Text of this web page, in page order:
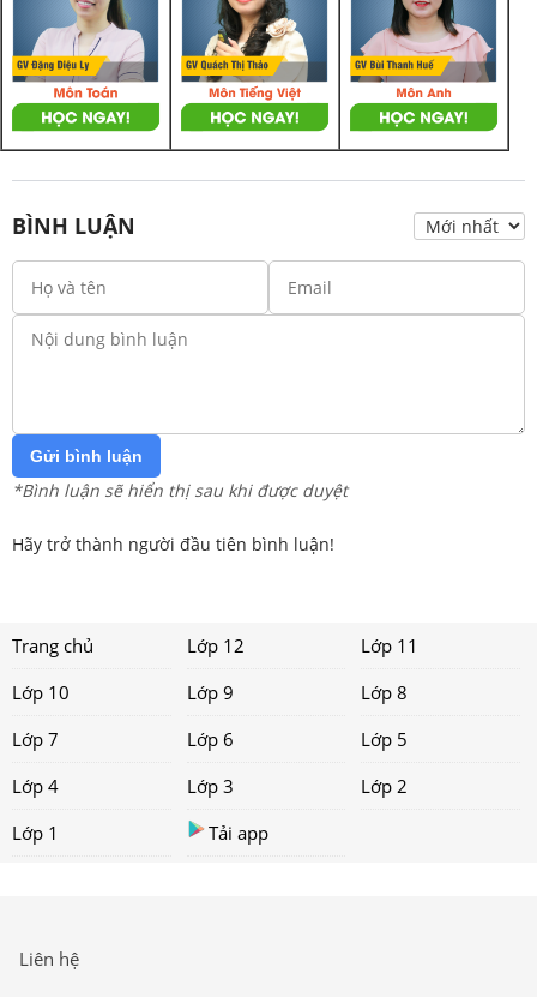
BÌNH LUẬN
Gửi bình luận
*Bình luận sẽ hiển thị sau khi được duyệt
Hãy trở thành người đầu tiên bình luận!
Trang chủ Lớp 12
Lớp 11
Lớp 10
Lớp 9
Lớp 8
Lớp 7
Lớp 6
Lớp 5
Lớp 4
Lớp 3
Lớp 2
Lớp 1
Tải app
Liên hệ